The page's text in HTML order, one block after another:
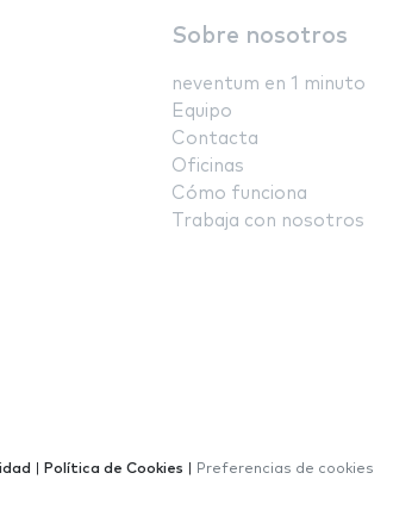
Sobre nosotros
neventum en 1 minuto
Equipo
Contacta
Oficinas
Cómo funciona
Trabaja con nosotros
Política de Cookies Preferencias de cookies